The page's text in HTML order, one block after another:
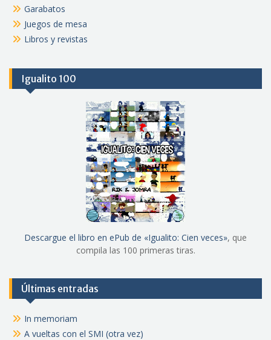
Garabatos
Juegos de mesa
Libros y revistas
Igualito 100
Descargue el libro en ePub de «Igualito: Cien veces», que
compila las 100 primeras tiras.
Últimas entradas
In memoriam
A vueltas con el SMI (otra vez)